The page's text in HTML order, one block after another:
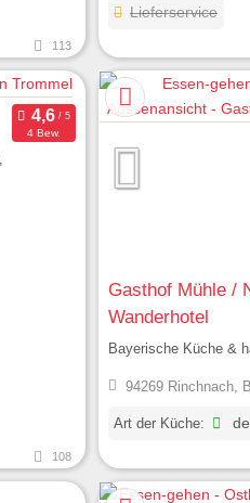
113
Lieferservice
4 Bew.
108
Gasthof Mühle /
Wanderhotel
Bayerische Küche &
94269 Rinchnach,
Art der Küche: